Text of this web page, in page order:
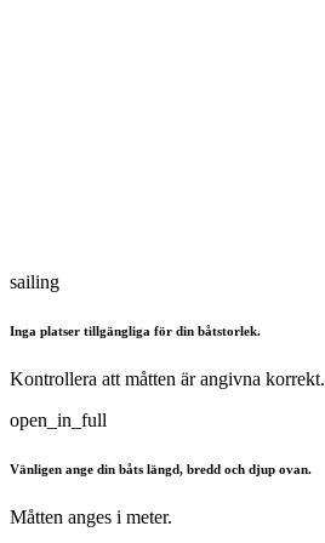
sailing
Inga platser tillgängliga för din båtstorlek.
Kontrollera att måtten är angivna korrekt.
open_in_full
Vänligen ange din båts längd, bredd och djup ovan.
Måtten anges i meter.